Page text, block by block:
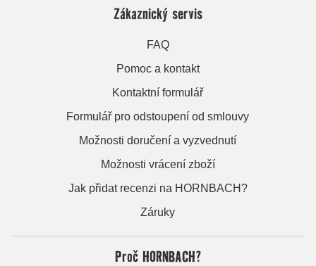
Zákaznický servis
FAQ
Pomoc a kontakt
Kontaktní formulář
Formulář pro odstoupení od smlouvy
Možnosti doručení a vyzvednutí
Možnosti vrácení zboží
Jak přidat recenzi na HORNBACH?
Záruky
Proč HORNBACH?